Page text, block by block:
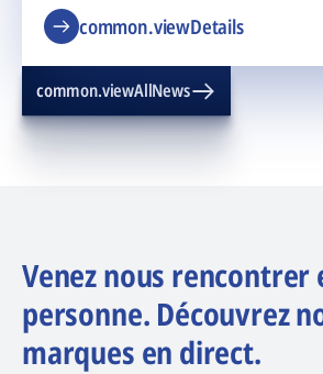
common.viewDetails
common.viewAllNews
Venez nous rencontrer
personne. Découvrez
marques en direct.